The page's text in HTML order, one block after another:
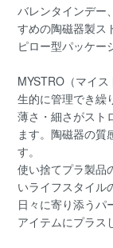
バレンタインデー
すめの陶磁器製ス
ピロー型パッケー
MYSTRO（マイ
生的に管理でき繰
薄さ・細さがスト
ます。陶磁器の質
す。
使い捨てプラ製品
いライフスタイル
日々に寄り添うパ
アイテムにプラス